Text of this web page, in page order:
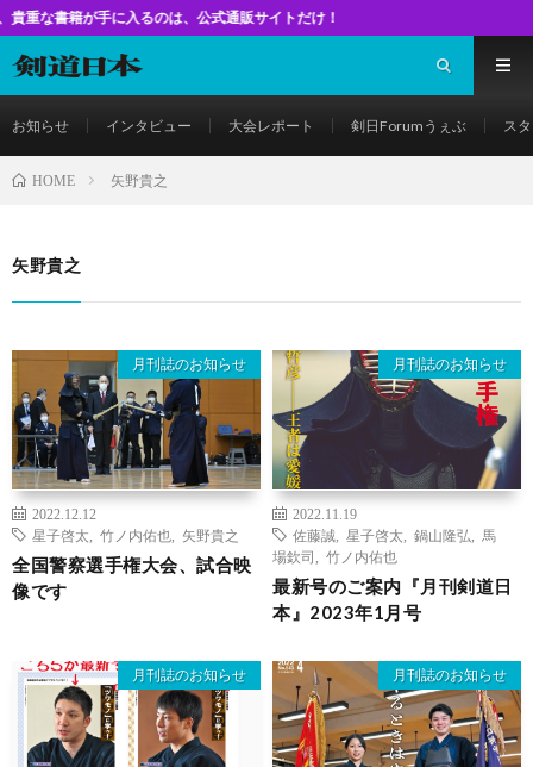
に入るのは、公式通販サイトだけ！
お知らせ インタビュー 大会レポート 剣日Forumうぇぶ ス
HOME 矢野貴之
矢野貴之
月刊誌のお知らせ
2022.12.12
星子啓太
竹ノ内佑也 矢野貴之
全国警察選手権大会、試合映
像です
月刊誌のお知らせ
2022.11.19
佐藤誠
星子啓太 鍋山隆弘
馬
場欽司
竹ノ内佑也
最新号のご案内『月刊剣道日
本』2023年1月号
月刊誌のお知らせ 月刊誌のお知らせ